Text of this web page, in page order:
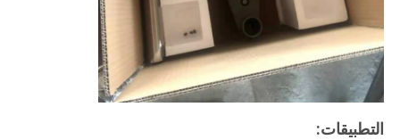
التطبيقات: